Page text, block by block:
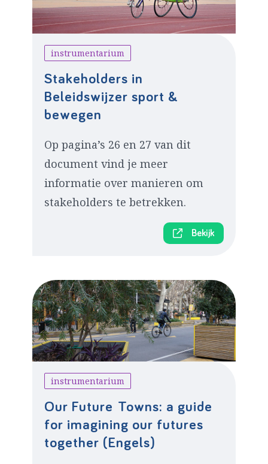
instrumentarium
Stakeholders in
Beleidswijzer sport &
bewegen
Op pagina’s 26 en 27 van dit
document vind je meer
informatie over manieren om
stakeholders te betrekken.
Bekijk
instrumentarium
Our Future Towns: a guide
for imagining our futures
together (Engels)